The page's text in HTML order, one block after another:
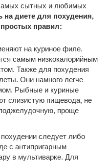
сытных и любимых
на диете для похудения,
правил:
на куриное филе.
самым низкокалорийным
Также для похудения
Они намного легче
Рыбные и куриные
слизистую пищевода, не
проще
следует либо
с антипригарным
в мультиварке. Для